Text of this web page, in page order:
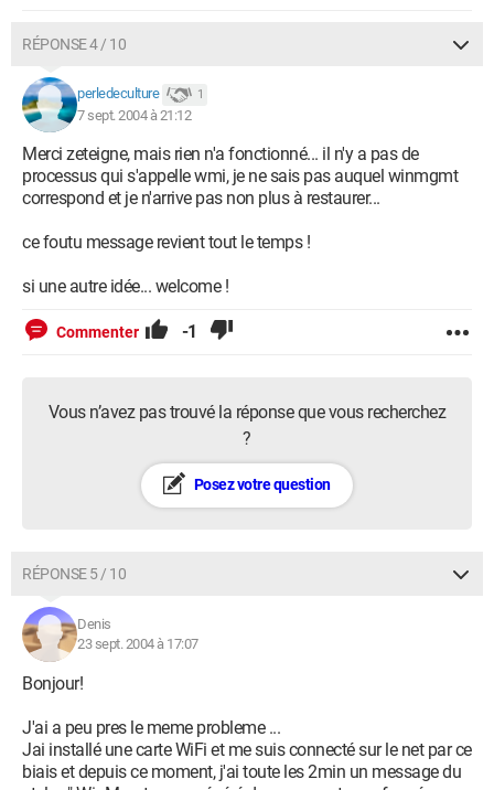
RÉPONSE 4 / 10
perledeculture 1
7 sept. 2004 à 21:12
Merci zeteigne, mais rien n'a fonctionné... il n'y a pas de
processus qui s'appelle wmi, je ne sais pas auquel winmgmt
correspond et je n'arrive pas non plus à restaurer...
ce foutu message revient tout le temps !
si une autre idée... welcome !
Commenter -1
Vous n’avez pas trouvé la réponse que vous recherchez
?
Posez votre question
RÉPONSE 5 / 10
Denis
23 sept. 2004 à 17:07
Bonjour!
J'ai a peu pres le meme probleme ...
Jai installé une carte WiFi et me suis connecté sur le net par ce
biais et depuis ce moment, j'ai toute les 2min un message du